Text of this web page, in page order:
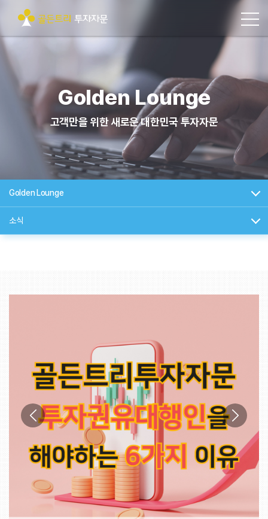
Golden Lounge
고객만을 위한 새로운 대한민국 투자자문
Golden Lounge
소식